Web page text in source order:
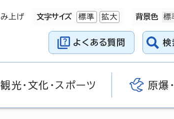
上げ 文字サイズ 標準 拡大 背景色
よくある質問 検
観光・文化・スポーツ 原爆